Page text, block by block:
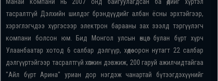
Манай компани нь 2007 онд байгуулагдсан ба өдийг хүртэл
тасралтгүй Дэлхийн шилдэг брэндүүдийг албан ёсны эрхтэйгээр,
хэрэглэгчдээ хүргэсээр электрон барааны зах зээлд тэргүүлэгч
компани болсон юм. Бид Монгол улсын өнцөг булан бүрт хүрч
Улаанбаатар хотод 6 салбар дэлгүүр, хөдөө орон нутагт 22 салбар
дэлгүүртэйгээр тасралтгүй хөгжин дэвжиж, 200 гаруй ажилчидтайгаа
"Айл бүрт Арина" уриан дор нэгдэж чанартай бүтээгдэхүүнийг